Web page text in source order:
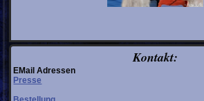
Kontakt:
EMail Adressen
Presse